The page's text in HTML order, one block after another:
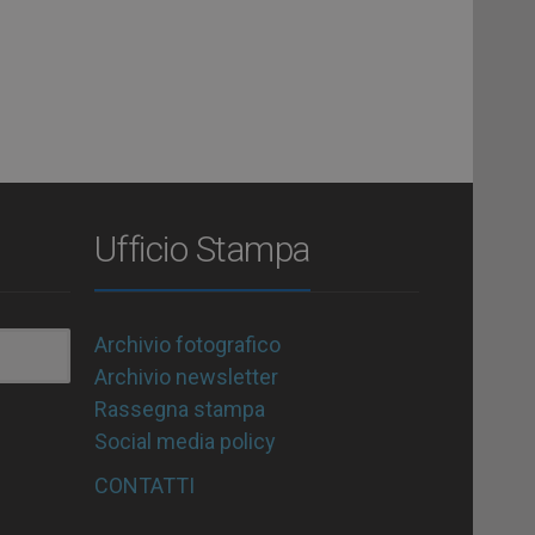
Ufficio Stampa
Archivio fotografico
Archivio newsletter
Rassegna stampa
Social media policy
CONTATTI